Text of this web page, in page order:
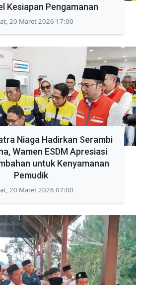
Kesiapan Pengamanan
20 Maret 2026 17:00
Niaga Hadirkan Serambi
Wamen ESDM Apresiasi
untuk Kenyamanan
Pemudik
20 Maret 2026 07:00